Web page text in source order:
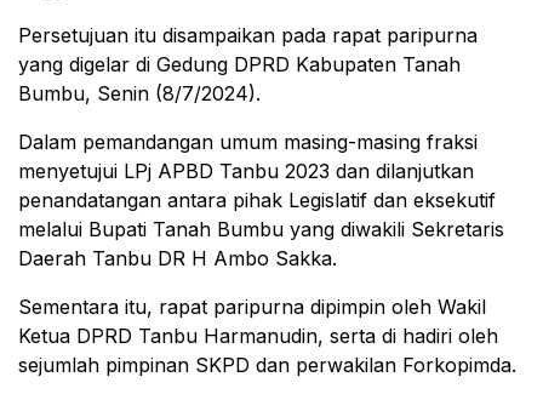
Persetujuan itu disampaikan pada rapat paripurna
yang digelar di Gedung DPRD Kabupaten Tanah
Bumbu, Senin (8/7/2024).
Dalam pemandangan umum masing-masing fraksi
menyetujui LPj APBD Tanbu 2023 dan dilanjutkan
penandatangan antara pihak Legislatif dan eksekutif
melalui Bupati Tanah Bumbu yang diwakili Sekretaris
Daerah Tanbu DR H Ambo Sakka.
Sementara itu, rapat paripurna dipimpin oleh Wakil
Ketua DPRD Tanbu Harmanudin, serta di hadiri oleh
sejumlah pimpinan SKPD dan perwakilan Forkopimda.